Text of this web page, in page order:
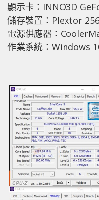
顯示卡：INNO3D
儲存裝置：Plextor
電源供應器：
作業系統：Windows